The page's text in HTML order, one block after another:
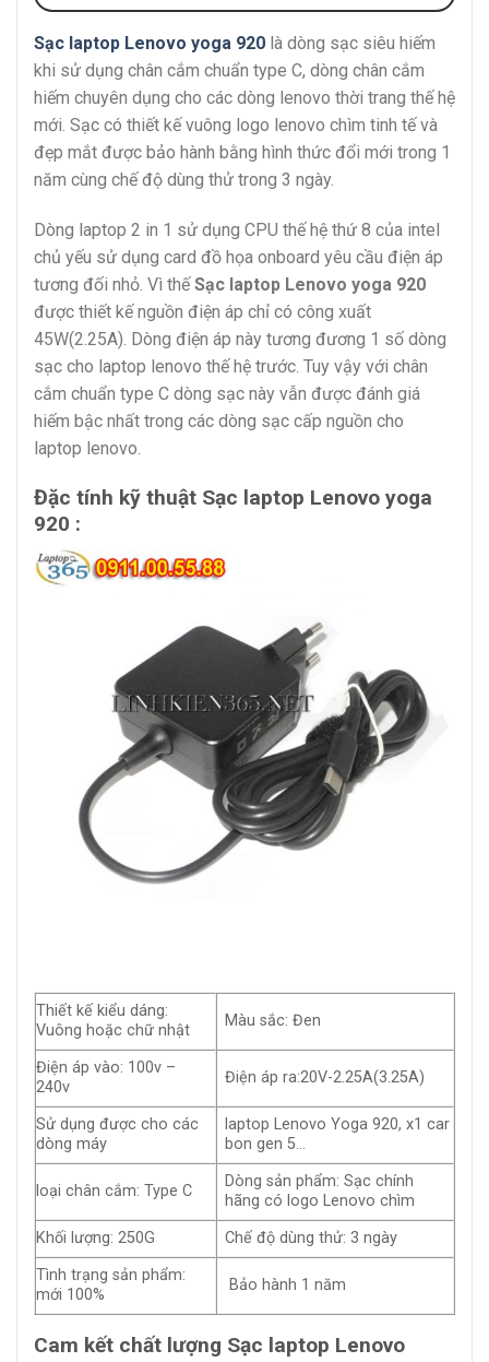
Sạc laptop Lenovo yoga 920 là dòng sạc siêu hiếm
khi sử dụng chân cắm chuẩn type C, dòng chân cắm
hiếm chuyên dụng cho các dòng lenovo thời trang thế hệ
mới. Sạc có thiết kế vuông logo lenovo chìm tinh tế và
đẹp mắt được bảo hành bằng hình thức đổi mới trong 1
năm cùng chế độ dùng thử trong 3 ngày.
Dòng laptop 2 in 1 sử dụng CPU thế hệ thứ 8 của intel
chủ yếu sử dụng card đồ họa onboard yêu cầu điện áp
tương đối nhỏ. Vì thế Sạc laptop Lenovo yoga 920
được thiết kế nguồn điện áp chỉ có công xuất
45W(2.25A). Dòng điện áp này tương đương 1 số dòng
sạc cho laptop lenovo thế hệ trước. Tuy vậy với chân
cắm chuẩn type C dòng sạc này vẫn được đánh giá
hiếm bậc nhất trong các dòng sạc cấp nguồn cho
laptop lenovo.
Đặc tính kỹ thuật Sạc laptop Lenovo yoga
920 :
Thiết kế kiểu dáng:
Vuông hoặc chữ nhật
Màu sắc: Đen
Điện áp vào: 100v –
240v
Điện áp ra:20V-2.25A(3.25A)
Sử dụng được cho các
dòng máy
laptop Lenovo Yoga 920, x1 car
bon gen 5…
loại chân cắm: Type C
Dòng sản phẩm: Sạc chính
hãng có logo Lenovo chìm
Khối lượng: 250G
Chế độ dùng thử: 3 ngày
Tình trạng sản phẩm:
mới 100%
Bảo hành 1 năm
Cam kết chất lượng Sạc laptop Lenovo